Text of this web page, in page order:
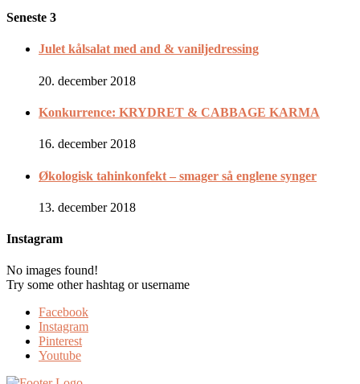
Seneste 3
Julet kålsalat med and & vaniljedressing
20. december 2018
Konkurrence: KRYDRET & CABBAGE KARMA
16. december 2018
Økologisk tahinkonfekt – smager så englene synger
13. december 2018
Instagram
No images found!
Try some other hashtag or username
Facebook
Instagram
Pinterest
Youtube